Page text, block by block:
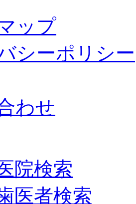
ップ
シーポリシー
わせ
院検索
医者検索